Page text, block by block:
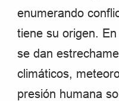
enumerando
tiene su origen.
se dan
climáticos,
presión humana